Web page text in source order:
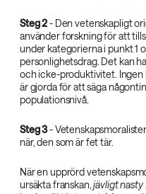
Steg 2‌- Den vetenskapligt
använder forskning för att
under kategorierna i punkt 1
personlighetsdrag. Det kan
och icke-produktivitet. Ingen
är gjorda för att säga
populationsnivå.
Steg 3‌-
när, den som är fet tär.
När en upprörd
ursäkta franskan,jävligt nasty‌